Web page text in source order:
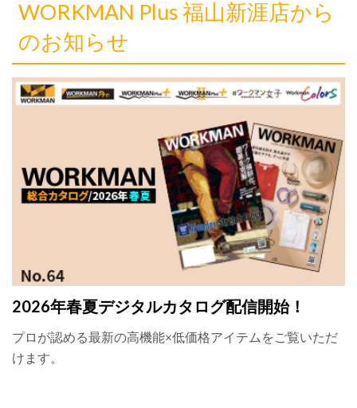
WORKMAN Plus 福山新涯店から
のお知らせ
2026年春夏デジタルカタログ配信開始！
プロが認める最新の高機能×低価格アイテムをご覧いただ
けます。